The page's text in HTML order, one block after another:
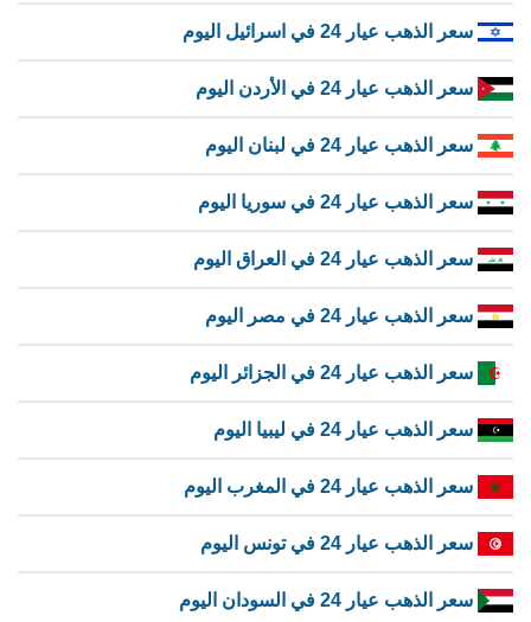
سعر الذهب عيار 24 في اسرائيل اليوم
سعر الذهب عيار 24 في الأردن اليوم
سعر الذهب عيار 24 في لبنان اليوم
سعر الذهب عيار 24 في سوريا اليوم
سعر الذهب عيار 24 في العراق اليوم
سعر الذهب عيار 24 في مصر اليوم
سعر الذهب عيار 24 في الجزائر اليوم
سعر الذهب عيار 24 في ليبيا اليوم
سعر الذهب عيار 24 في المغرب اليوم
سعر الذهب عيار 24 في تونس اليوم
سعر الذهب عيار 24 في السودان اليوم